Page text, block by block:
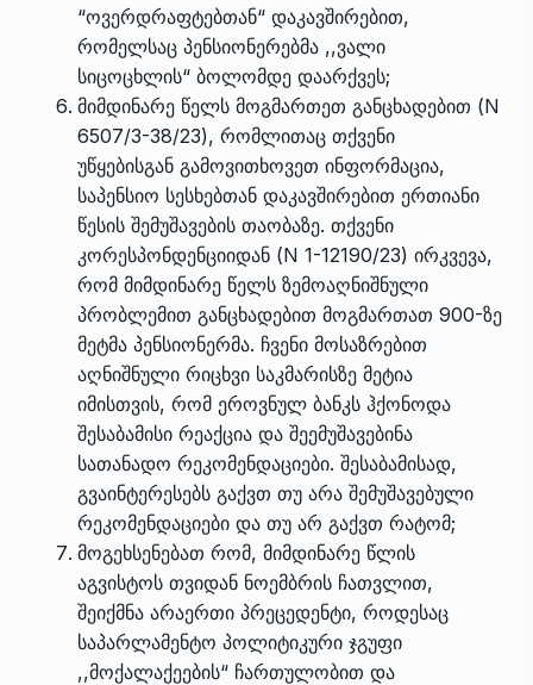
“ოვერდრაფტებთან“ დაკავშირებით,
რომელსაც პენსიონერებმა ,,ვალი
სიცოცხლის“ ბოლომდე დაარქვეს;
მიმდინარე წელს მოგმართეთ განცხადებით (N
6507/3-38/23), რომლითაც თქვენი
უწყებისგან გამოვითხოვეთ ინფორმაცია,
საპენსიო სესხებთან დაკავშირებით ერთიანი
წესის შემუშავების თაობაზე. თქვენი
კორესპონდენციიდან (N 1-12190/23) ირკვევა,
რომ მიმდინარე წელს ზემოაღნიშნული
პრობლემით განცხადებით მოგმართათ 900-ზე
მეტმა პენსიონერმა. ჩვენი მოსაზრებით
აღნიშნული რიცხვი საკმარისზე მეტია
იმისთვის, რომ ეროვნულ ბანკს ჰქონოდა
შესაბამისი რეაქცია და შეემუშავებინა
სათანადო რეკომენდაციები. შესაბამისად,
გვაინტერესებს გაქვთ თუ არა შემუშავებული
რეკომენდაციები და თუ არ გაქვთ რატომ;
მოგეხსენებათ რომ, მიმდინარე წლის
აგვისტოს თვიდან ნოემბრის ჩათვლით,
შეიქმნა არაერთი პრეცედენტი, როდესაც
საპარლამენტო პოლიტიკური ჯგუფი
,,მოქალაქეების“ ჩართულობით და